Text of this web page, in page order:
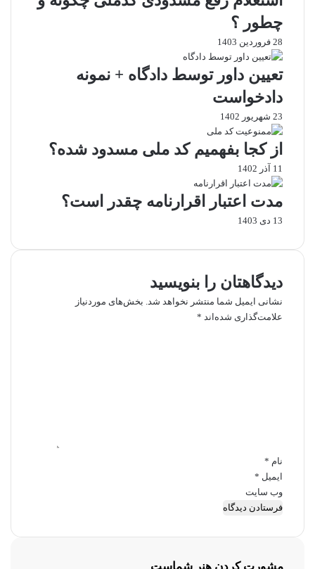
ی
ر
م
ی
م
ر
ز
و
م
ط
ب
ه
ن
چطور ؟
28 فروردین 1403
تعیین داور توسط دادگاه + نمونه
دادخواست
23 شهریور 1402
از کجا بفهمیم کد ملی مسدود شده؟
11 آذر 1402
مدت اعتبار اقرارنامه چقدر است؟
13 دی 1403
دیدگاهتان را بنویسید
نشانی ایمیل شما منتشر نخواهد شد. بخش‌های موردنیاز
علامت‌گذاری شده‌اند *
نام *
ایمیل *
وب‌ سایت